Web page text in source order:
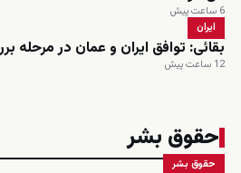
6 ساعت پیش
ایران
بقائی: توافق ایران و عمان در مرحله
12 ساعت پیش
حقوق بشر
حقوق بشر